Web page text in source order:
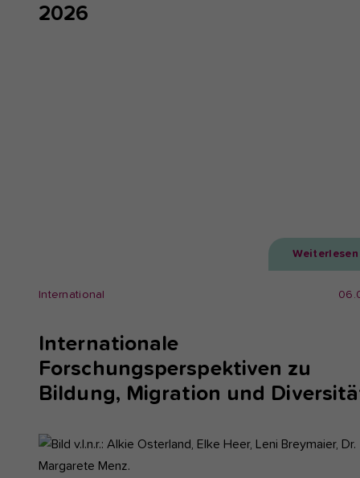
2026
Weiterlesen
International
Internationale
Forschungsperspektiven zu
Bildung, Migration und